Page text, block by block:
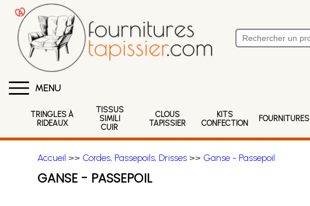
MENU
TRINGLES À
RIDEAUX
TISSUS
SIMILI
CUIR
CLOUS
TAPISSIER
KITS
CONFECTION
FOURNITURES
Accueil >> Cordes, Passepoils, Drisses>> Ganse - Passepoil
GANSE - PASSEPOIL